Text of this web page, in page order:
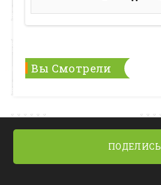
Вы Смотрели
ПОДЕЛИСЬ